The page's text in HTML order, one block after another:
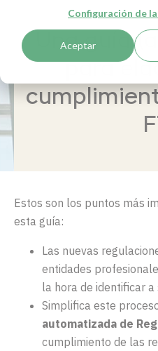
Configuración de
Aceptar
Una guía
para
Estos son los puntos más
esta guía:
Las nuevas
entidades
la hora de identificar a
Simplifica este
automatizada de
cumplimiento de las